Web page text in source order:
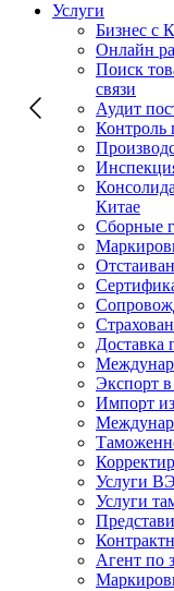
Услуги
Бизнес с
Онлайн
Поиск
связи
Аудит
Контроль
Китае
Сборные
Доставка
Экспорт
Импорт
Услуги
Услуги
Агент по